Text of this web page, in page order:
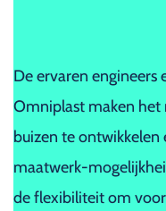
De ervaren engineers
Omniplast maken
buizen te ontwikkelen
maatwerk-
de flexibiliteit om